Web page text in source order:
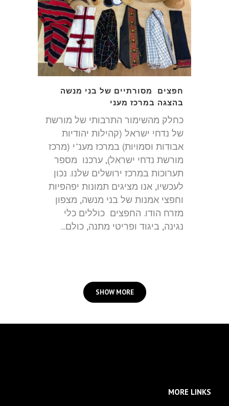
חפצים מסורתיים של בני מנשה
בהצגה במרכז מעני
כחלק מהשימור התרבותי של מורשת
של נדחי ישראל (קהילות יהודיות
אבודות וסמויות) במרכז מענ"י (מרכז
מורשת נדחי ישראל), ערכנו מספר
תערוכות במרכז ירושלים שלנו. נכון
לעכשיו, אנו מציגים תמונות יפהפיות
וחפצי אמנות של בני מנשה, מצפון
מזרח הודו. החפצים כוללים כלי
נגינה, ביגוד ופריטי מתנה, כולם...
SHOW MORE
MORE LINKS